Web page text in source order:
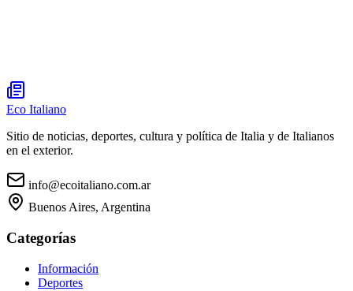
Eco Italiano
Sitio de noticias, deportes, cultura y política de Italia y de Italianos
en el exterior.
info@ecoitaliano.com.ar
Buenos Aires, Argentina
Categorías
Información
Deportes